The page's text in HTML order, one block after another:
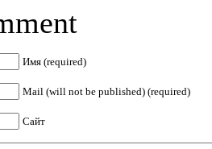
Имя (required)
Mail (will not be published) (required)
Сайт